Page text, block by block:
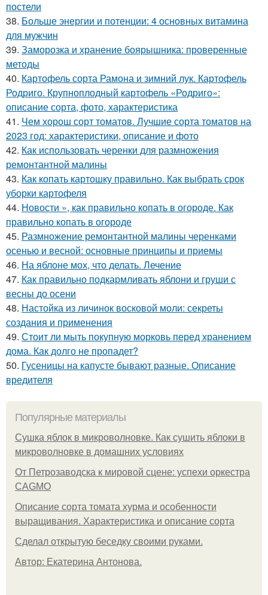
постели
38. Больше энергии и потенции: 4 основных витамина
для мужчин
39. Заморозка и хранение боярышника: проверенные
методы
40. Картофель сорта Рамона и зимний лук. Картофель
Родриго. Крупноплодный картофель «Родриго»:
описание сорта, фото, характеристика
41. Чем хорош сорт томатов. Лучшие сорта томатов на
2023 год: характеристики, описание и фото
42. Как использовать черенки для размножения
ремонтантной малины
43. Как копать картошку правильно. Как выбрать срок
уборки картофеля
44. Новости », как правильно копать в огороде. Как
правильно копать в огороде
45. Размножение ремонтантной малины черенками
осенью и весной: основные принципы и приемы
46. На яблоне мох, что делать. Лечение
47. Как правильно подкармливать яблони и груши с
весны до осени
48. Настойка из личинок восковой моли: секреты
создания и применения
49. Стоит ли мыть покупную морковь перед хранением
дома. Как долго не пропадет?
50. Гусеницы на капусте бывают разные. Описание
вредителя
Популярные материалы
Сушка яблок в микроволновке. Как сушить яблоки в
микроволновке в домашних условиях
От Петрозаводска к мировой сцене: успехи оркестра
CAGMO
Описание сорта томата хурма и особенности
выращивания. Характеристика и описание сорта
Сделал открытую беседку своими руками.
Автор: Екатерина Антонова.